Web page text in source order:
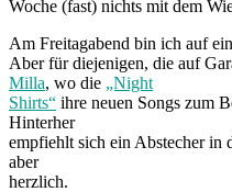
Woche (fast) nichts mit dem
Am Freitagabend bin ich auf
Aber für diejenigen, die auf
Milla, wo die „Night
Shirts“ ihre neuen Songs zum
Hinterher
empfiehlt sich ein Abstecher in
aber
herzlich.